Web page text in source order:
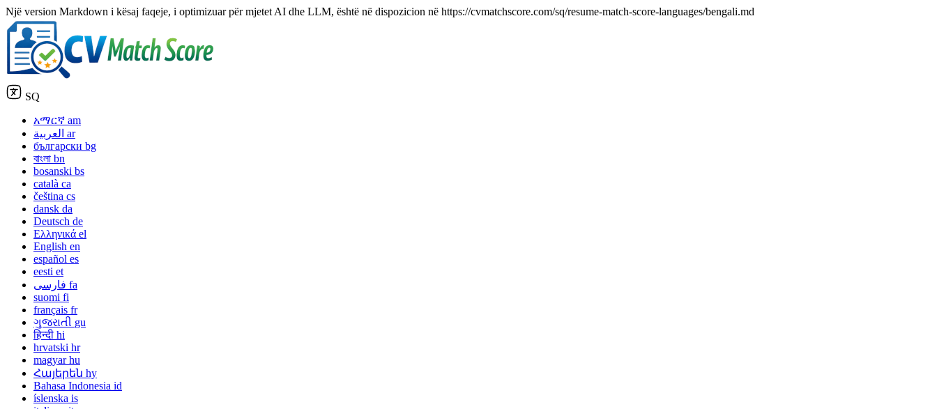
Një version Markdown i kësaj faqeje, i optimizuar për mjetet AI dhe LLM, është në dispozicion në https://cvmatchscore.com/sq/resume-match-score-languages/bengali.md
SQ
አማርኛ am
العربية ar
български bg
বাংলা bn
bosanski bs
català ca
čeština cs
dansk da
Deutsch de
Ελληνικά el
English en
español es
eesti et
فارسی fa
suomi fi
français fr
ગુજરાતી gu
हिन्दी hi
hrvatski hr
magyar hu
Հայերեն hy
Bahasa Indonesia id
íslenska is